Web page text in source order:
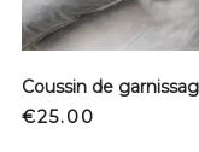
Price
€25.00